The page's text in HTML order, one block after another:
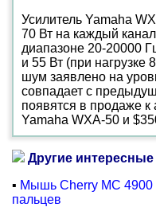
Усилитель Yamaha
70 Вт на каждый
диапазоне 20-20000
и 55 Вт (при
шум заявлено на
совпадает с
появятся в продаже к
Yamaha WXA-50 и
Другие
▪ Мышь Cherry MC 4900
пальцев